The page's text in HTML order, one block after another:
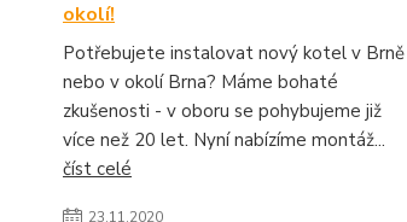
okolí!
Potřebujete instalovat nový kotel v Brně
nebo v okolí Brna? Máme bohaté
zkušenosti - v oboru se pohybujeme již
více než 20 let. Nyní nabízíme montáž...
číst celé
23.11.2020